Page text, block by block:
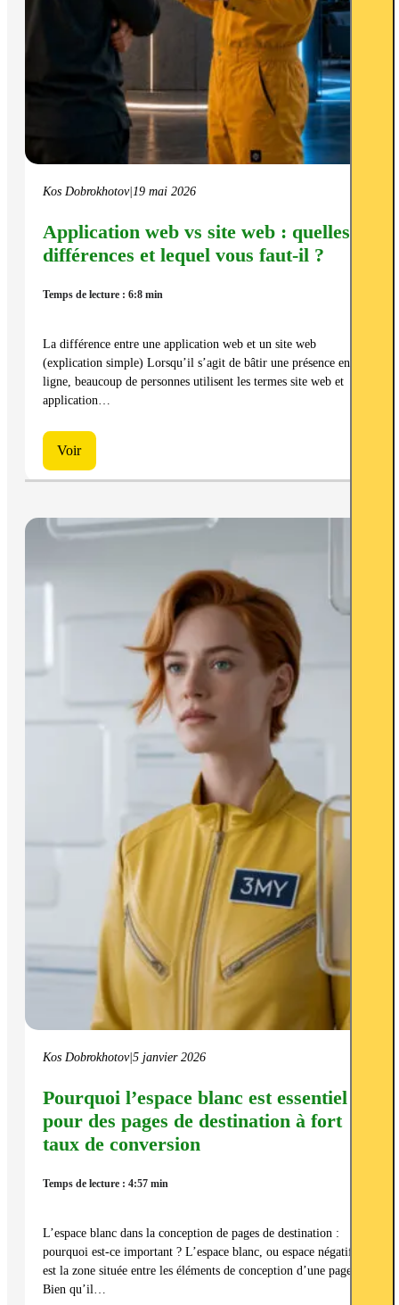
Kos Dobrokhotov| 19 mai 2026
Application web vs site web : quelles
différences et lequel vous faut-il ?
Temps de lecture : 6:8 min
La différence entre une application web et un site web
(explication simple) Lorsqu’il s’agit de bâtir une présence en
ligne, beaucoup de personnes utilisent les termes site web et
application…
Voir
Kos Dobrokhotov|5 janvier 2026
Pourquoi l’espace blanc est essentiel
pour des pages de destination à fort
taux de conversion
Temps de lecture : 4:57 min
L’espace blanc dans la conception de pages de destination :
pourquoi est-ce important ? L’espace blanc, ou espace négatif,
est la zone située entre les éléments de conception d’une page.
Bien qu’il…